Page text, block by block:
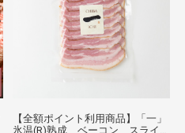
【全額ポイント利用商品】「一」
氷温(R)熟成 ベーコン スライ